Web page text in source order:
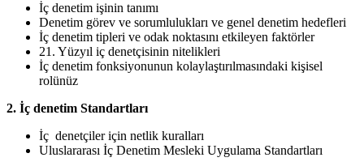
İç denetim işinin tanımı
Denetim görev ve sorumlulukları ve genel denetim hedefleri
İç denetim tipleri ve odak noktasını etkileyen faktörler
21. Yüzyıl iç denetçisinin nitelikleri
İç denetim fonksiyonunun kolaylaştırılmasındaki kişisel
rolünüz
2. İç denetim Standartları
İç denetçiler için netlik kuralları
Uluslararası İç Denetim Mesleki Uygulama Standartları